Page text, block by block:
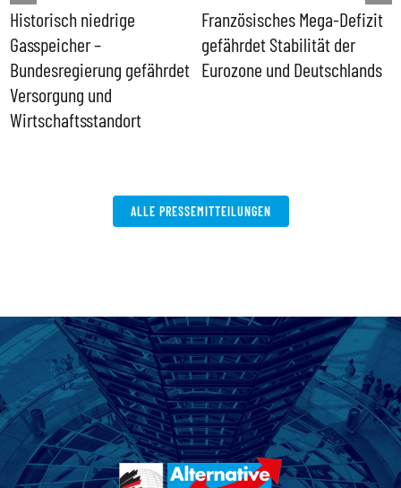
Historisch niedrige
Gasspeicher –
Bundesregierung gefährdet
Versorgung und
Wirtschaftsstandort
Französisches Mega-Defizit
gefährdet Stabilität der
Eurozone und Deutschlands
ALLE PRESSEMITTEILUNGEN